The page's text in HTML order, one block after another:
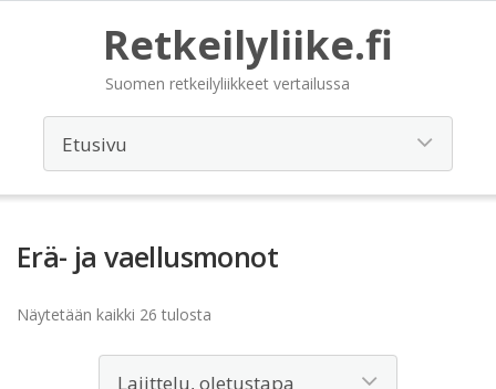
Retkeilyliike.fi
Suomen retkeilyliikkeet vertailussa
Erä- ja vaellusmonot
Näytetään kaikki 26 tulosta